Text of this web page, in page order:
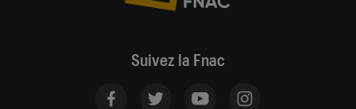
Suivez la Fnac